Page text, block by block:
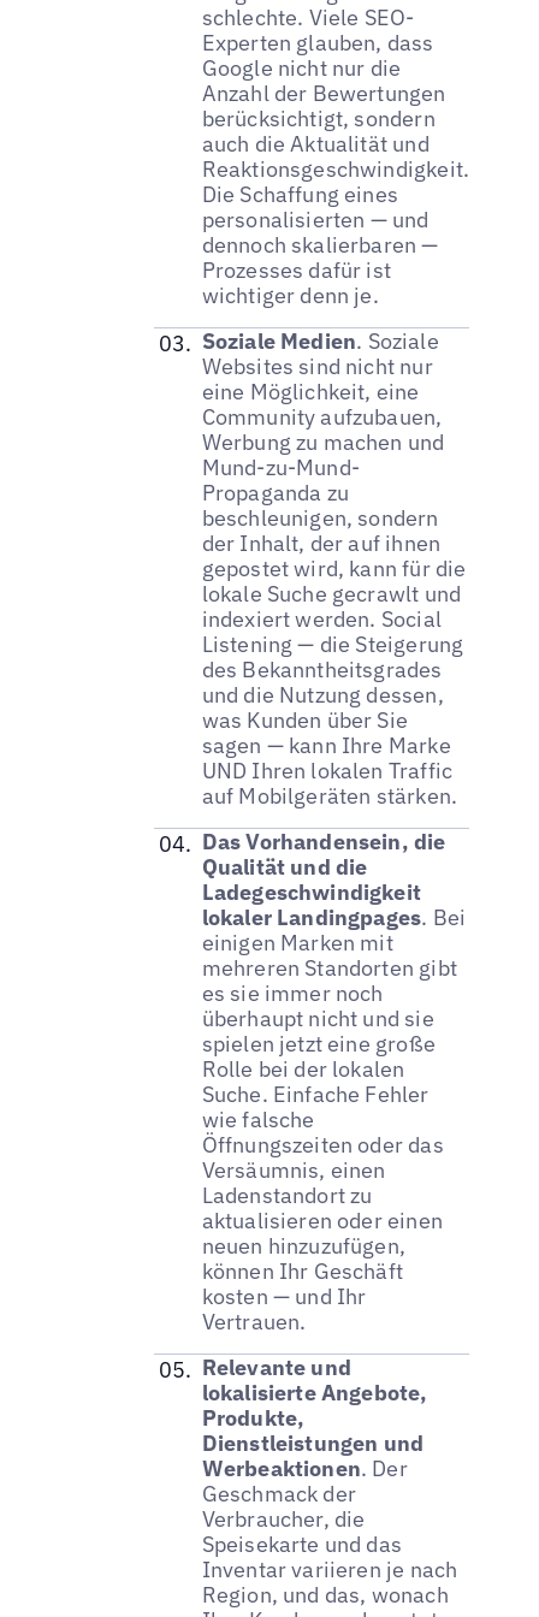
schlechte. Viele SEO-
Experten glauben, dass
Google nicht nur die
Anzahl der Bewertungen
berücksichtigt, sondern
auch die Aktualität und
Reaktionsgeschwindigkeit.
Die Schaffung eines
personalisierten — und
dennoch skalierbaren —
Prozesses dafür ist
wichtiger denn je.
Soziale Medien. Soziale
Websites sind nicht nur
eine Möglichkeit, eine
Community aufzubauen,
Werbung zu machen und
Mund-zu-Mund-
Propaganda zu
beschleunigen, sondern
der Inhalt, der auf ihnen
gepostet wird, kann für die
lokale Suche gecrawlt und
indexiert werden. Social
Listening — die Steigerung
des Bekanntheitsgrades
und die Nutzung dessen,
was Kunden über Sie
sagen — kann Ihre Marke
UND Ihren lokalen Traffic
auf Mobilgeräten stärken.
Das Vorhandensein, die
Qualität und die
Ladegeschwindigkeit
lokaler Landingpages. Bei
einigen Marken mit
mehreren Standorten gibt
es sie immer noch
überhaupt nicht und sie
spielen jetzt eine große
Rolle bei der lokalen
Suche. Einfache Fehler
wie falsche
Öffnungszeiten oder das
Versäumnis, einen
Ladenstandort zu
aktualisieren oder einen
neuen hinzuzufügen,
können Ihr Geschäft
kosten — und Ihr
Vertrauen.
Relevante und
lokalisierte Angebote,
Produkte,
Dienstleistungen und
Werbeaktionen. Der
Geschmack der
Verbraucher, die
Speisekarte und das
Inventar variieren je nach
Region, und das, wonach